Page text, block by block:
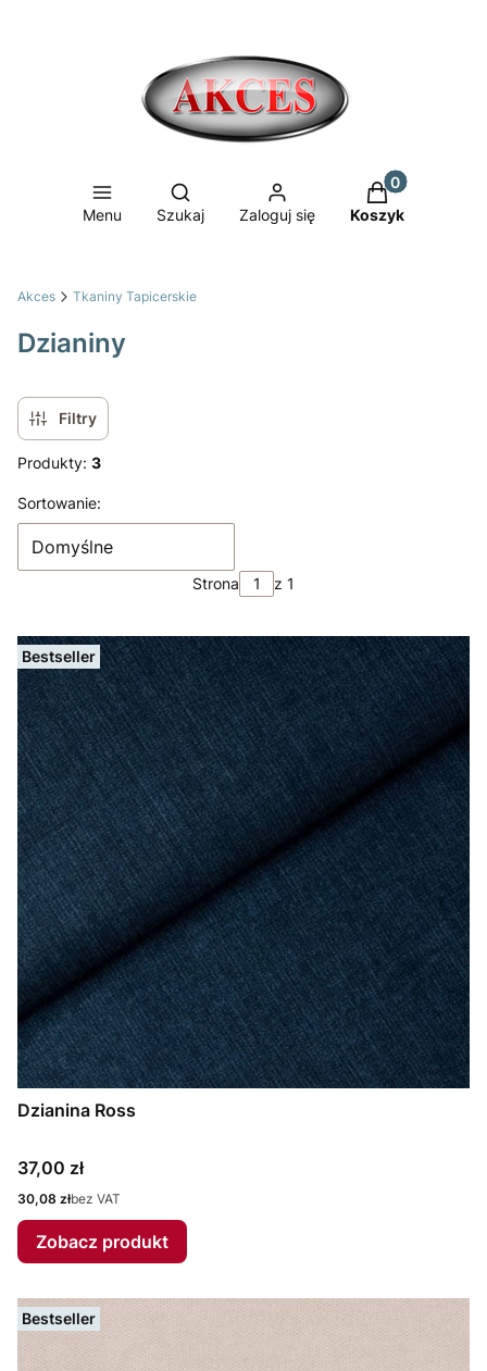
Menu
Otwórz wyszukiwarkę
Szukaj Zaloguj się
Produkty w
Koszyk
Akces Tkaniny Tapicerskie
Dzianiny
Filtry
Produkty: 3
Lista produktów
Sortowanie:
Domyślne
Strona z 1
Bestseller
Dzianina Ross
Cena
37,00 zł
Cena
30,08 złbez VAT
Zobacz produkt
Bestseller